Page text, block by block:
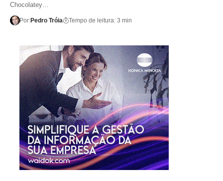
Chocolatey…
Por:Pedro Tróia Tempo de leitura: 3 min